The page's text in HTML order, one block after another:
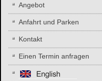
Angebot
Anfahrt und Parken
Kontakt
Einen Termin anfragen